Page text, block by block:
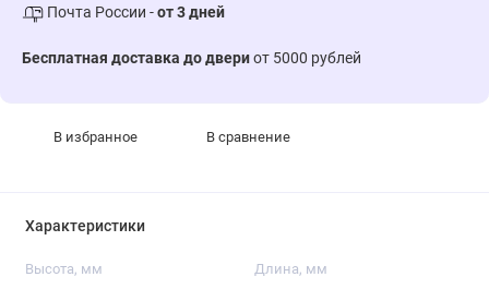
В избранное В сравнение
Почта России -от 3 дней
Бесплатная доставка до двериот 5000 рублей
Характеристики
Высота, мм Длина, мм